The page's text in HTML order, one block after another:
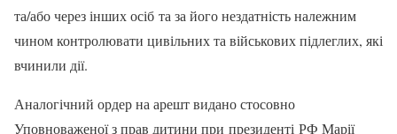
та/або через інших осіб та за його нездатність належним
чином контролювати цивільних та військових підлеглих, які
вчинили дії.
Аналогічний ордер на арешт видано стосовно
Уповноваженої з прав дитини при президенті РФ Марії